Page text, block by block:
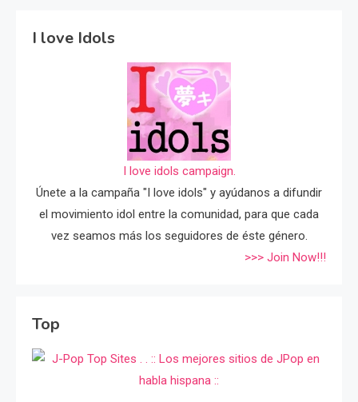
I love Idols
I love idols campaign.
Únete a la campaña "I love idols" y ayúdanos a difundir
el movimiento idol entre la comunidad, para que cada
vez seamos más los seguidores de éste género.
>>> Join Now!!!
Top